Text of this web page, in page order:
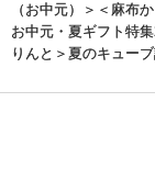
（お中元）
＞＜麻布
お中元・夏ギフト特
りんと＞夏のキュー